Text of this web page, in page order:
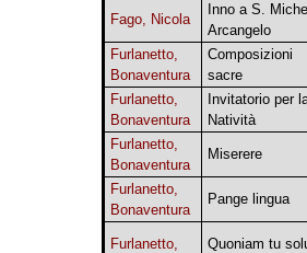
Fago, Nicola
Inno a S.
Arcangelo
Furlanetto,
Bonaventura
Composizioni
sacre
Furlanetto,
Bonaventura
Invitatorio per
Natività
Furlanetto,
Bonaventura
Miserere
Furlanetto,
Bonaventura
Pange lingua
Furlanetto, Quoniam tu